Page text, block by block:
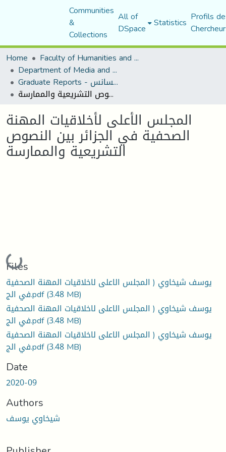
Communities
&
Collections
All of
DSpace Statistics Profils
Home
Faculty of Humanities and Social Sciences
Department of Media and Communication Studies
Graduate Reports - تقارير الليسانس
المجلس الأعلى لأخلاقيات المهنة الصحفية في الجزائر بين النصوص التشريعية والممارسة
المجلس الأعلى لأخلاقيات المهنة
الصحفية في الجزائر بين النصوص
التشريعية والممارسة
Loading...
Files
يوسف شيخاوي ( المجلس الاعلى لاخلاقيات المهنة الصحفية
في الج.pdf(3.48 MB)
يوسف شيخاوي ( المجلس الاعلى لاخلاقيات المهنة الصحفية
في الج.pdf(3.48 MB)
يوسف شيخاوي ( المجلس الاعلى لاخلاقيات المهنة الصحفية
في الج.pdf(3.48 MB)
Date
2020-09
Authors
شيخاوي يوسف